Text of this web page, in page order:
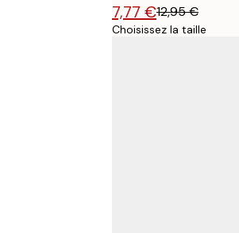
7,77 €12,95 €
Choisissez la taille